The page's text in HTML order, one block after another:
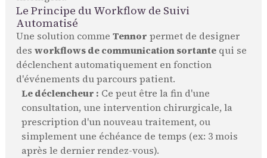
Le Principe du Workflow de Suivi
Automatisé
Une solution comme Tennor permet de designer
des workflows de communication sortantequi se
déclenchent automatiquement en fonction
d'événements du parcours patient.
Le déclencheur : Ce peut être la fin d'une
consultation, une intervention chirurgicale, la
prescription d'un nouveau traitement, ou
simplement une échéance de temps (ex: 3 mois
après le dernier rendez-vous).